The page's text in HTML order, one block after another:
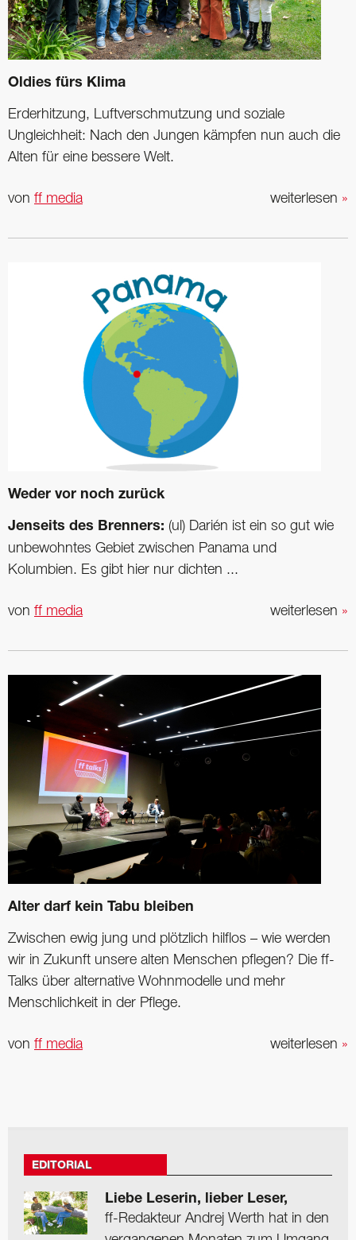
Oldies fürs Klima
Erderhitzung, Luftverschmutzung und soziale
Ungleichheit: Nach den Jungen kämpfen nun auch die
Alten für eine bessere Welt.
weiterlesen »
von ff media
Weder vor noch zurück
Jenseits des Brenners: (ul) Darién ist ein so gut wie
unbewohntes Gebiet zwischen Panama und
Kolumbien. Es gibt hier nur dichten ...
weiterlesen »
von ff media
Alter darf kein Tabu bleiben
Zwischen ewig jung und plötzlich hilflos – wie werden
wir in Zukunft unsere alten Menschen pflegen? Die ff-
Talks über alternative Wohnmodelle und mehr
Menschlichkeit in der Pflege.
weiterlesen »
von ff media
EDITORIAL
Liebe Leserin, lieber Leser,
ff-Redakteur Andrej Werth hat in den